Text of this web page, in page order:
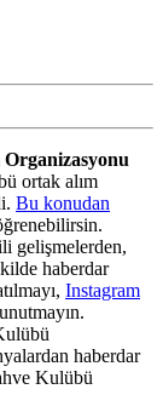
ortak alım
Bu konudan
gelişmelerden,
haberdar
Instagram
haberdar
Kulübü